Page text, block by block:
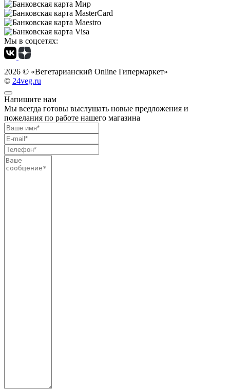
Мы в соцсетях:
2026 © «Вегетарианский Online Гипермаркет»
© 24veg.ru
Напишите нам
Мы всегда готовы выслушать новые предложения и
пожелания по работе нашего магазина